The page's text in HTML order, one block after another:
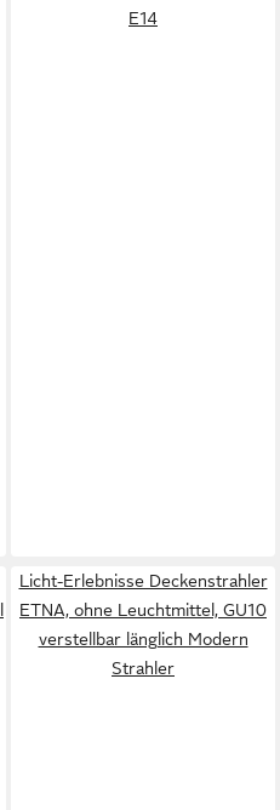
E14
Licht-Erlebnisse Deckenstrahler
ETNA, ohne Leuchtmittel, GU10
verstellbar länglich Modern
Strahler